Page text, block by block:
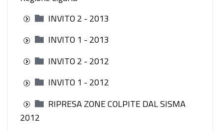
INVITO 2 - 2013
INVITO 1 - 2013
INVITO 2 - 2012
INVITO 1 - 2012
RIPRESA ZONE COLPITE DAL SISMA
2012